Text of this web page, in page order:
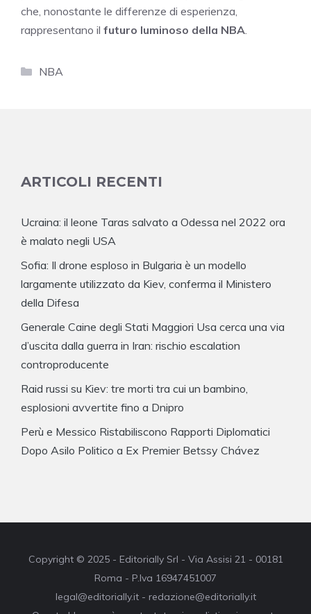
che, nonostante le differenze di esperienza,
rappresentano il futuro luminoso della NBA
Categorie
NBA
ARTICOLI RECENTI
Ucraina: il leone Taras salvato a Odessa nel 2022 ora
è malato negli USA
Sofia: Il drone esploso in Bulgaria è un modello
largamente utilizzato da Kiev, conferma il Ministero
della Difesa
Generale Caine degli Stati Maggiori Usa cerca una via
d’uscita dalla guerra in Iran: rischio escalation
controproducente
Raid russi su Kiev: tre morti tra cui un bambino,
esplosioni avvertite fino a Dnipro
Perù e Messico Ristabiliscono Rapporti Diplomatici
Dopo Asilo Politico a Ex Premier Betssy Chávez
Copyright © 2025 - Editorially Srl - Via Assisi 21 - 00181
Roma - P.Iva 16947451007
legal@editorially.it - redazione@editorially.it